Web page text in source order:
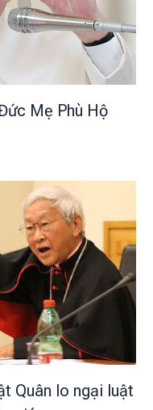
Mẹ Phù Hộ
Quân lo ngại luật